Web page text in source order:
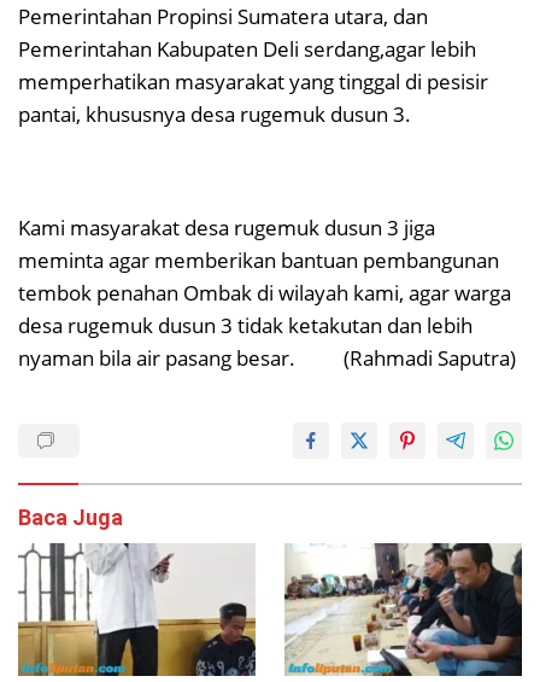
Pemerintahan Propinsi Sumatera utara, dan
Pemerintahan Kabupaten Deli serdang,agar lebih
memperhatikan masyarakat yang tinggal di pesisir
pantai, khususnya desa rugemuk dusun 3.
Kami masyarakat desa rugemuk dusun 3 jiga
meminta agar memberikan bantuan pembangunan
tembok penahan Ombak di wilayah kami, agar warga
desa rugemuk dusun 3 tidak ketakutan dan lebih
nyaman bila air pasang besar. (Rahmadi Saputra)
Baca Juga